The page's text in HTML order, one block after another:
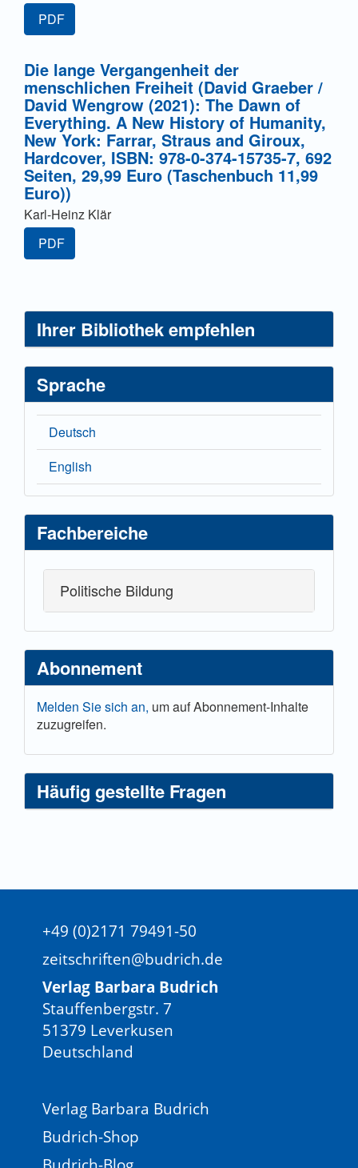
PDF
Die lange Vergangenheit der
menschlichen Freiheit (David Graeber /
David Wengrow (2021): The Dawn of
Everything. A New History of Humanity,
New York: Farrar, Straus and Giroux,
Hardcover, ISBN: 978-0-374-15735-7, 692
Seiten, 29,99 Euro (Taschenbuch 11,99
Euro))
Karl-Heinz Klär
PDF
Ihrer Bibliothek empfehlen
Sprache
Deutsch
English
Fachbereiche
Politische Bildung
Abonnement
Melden Sie sich an, um auf Abonnement-Inhalte
zuzugreifen.
Häufig gestellte Fragen
+49 (0)2171 79491-50
zeitschriften@budrich.de
Verlag Barbara Budrich
Stauffenbergstr. 7
51379 Leverkusen
Deutschland
Verlag Barbara Budrich
Budrich-Shop